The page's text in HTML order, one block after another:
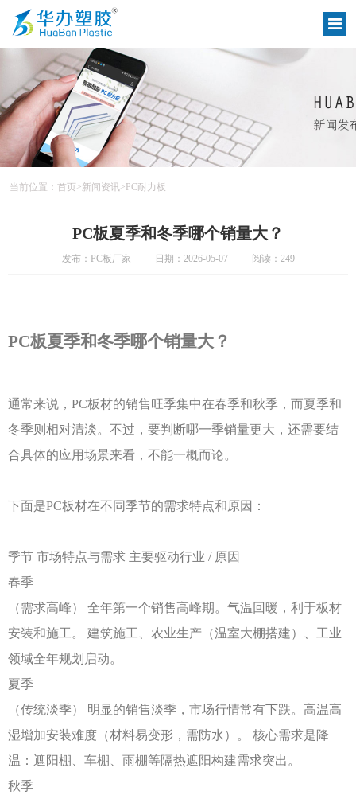
当前位置： 首页>新闻资讯> PC耐力板
PC板夏季和冬季哪个销量大？
发布：PC板厂家 日期：2026-05-07 阅读：249
PC板夏季和冬季哪个销量大？
通常来说， PC板材的销售旺季集中在春季和秋季，而夏季和
冬季则相对清淡。不过，要判断哪一季销量更大，还需要结
合具体的应用场景来看，不能一概而论。
下面是PC板材在不同季节的需求特点和原因：
季节 市场特点与需求 主要驱动行业 / 原因
春季
（需求高峰）
全年第一个销售高峰期。气温回暖，利于板材
安装和施工。
建筑施工、农业生产（温室大棚搭建）、工业
领域全年规划启动。
夏季
（传统淡季）
明显的销售淡季，市场行情常有下跌。高温高
湿增加安装难度（材料易变形，需防水）。
核心需求是降
温：遮阳棚、车棚、雨棚等隔热遮阳构建需求突出。
秋季